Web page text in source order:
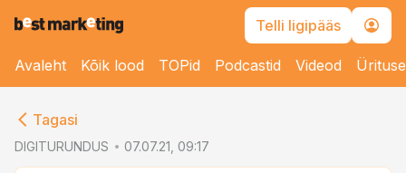
Telli ligipääs
Avaleht Kõik lood TOPid Podcastid Videod
Tagasi
DIGITURUNDUS 07.07.21, 09:17